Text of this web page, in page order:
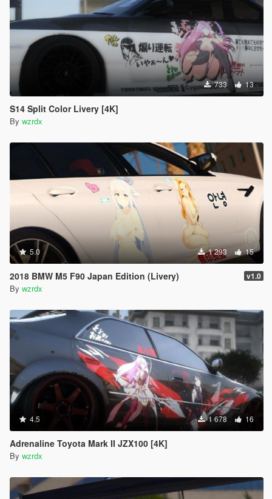
733 13
S14 Split Color Livery [4K]
By wzrdx
5.0 1 293 15
2018 BMW M5 F90 Japan Edition (Livery) v1.0
By wzrdx
4.5 1 678 16
Adrenaline Toyota Mark II JZX100 [4K]
By wzrdx